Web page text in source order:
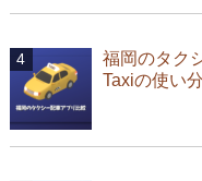
福岡のタク
Taxiの使い